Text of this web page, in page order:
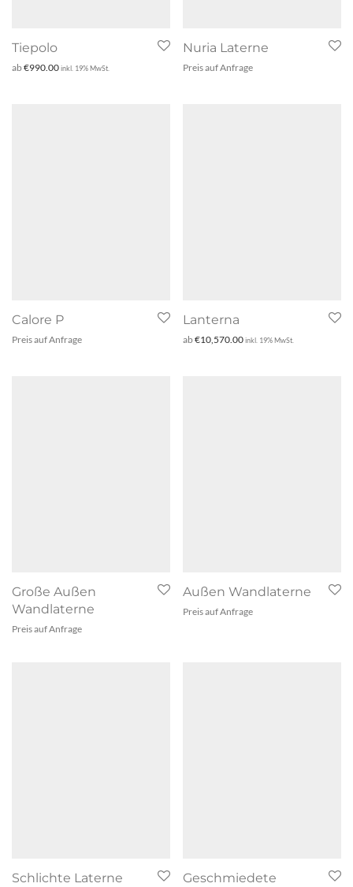
Tiepolo
ab€990.00inkl. 19% MwSt.
Nuria Laterne
Preis auf Anfrage
Calore P
Preis auf Anfrage
Lanterna
ab€10,570.00inkl. 19% MwSt.
Große Außen
Wandlaterne
Preis auf Anfrage
Außen Wandlaterne
Preis auf Anfrage
Schlichte Laterne
Geschmiedete